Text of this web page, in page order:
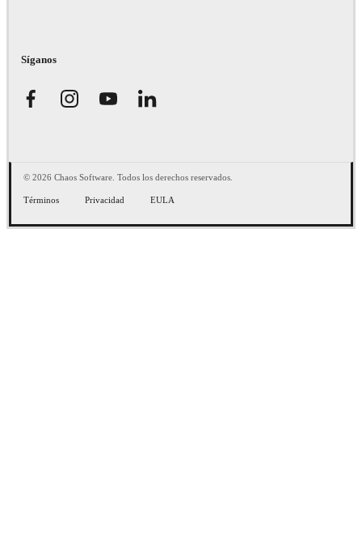
Síganos
© 2026 Chaos Software. Todos los derechos reservados.
Términos Privacidad EULA